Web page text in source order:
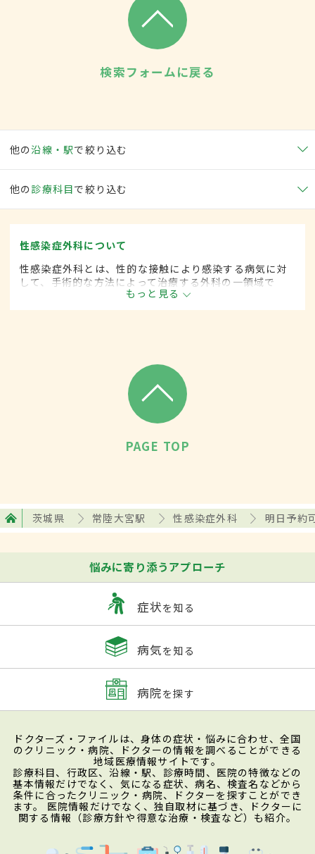
検索フォームに戻る
他の沿線・駅で絞り込む
他の 診療科目で絞り込む
性感染症外科について
性感染症外科とは、性的な接触により感染する病気に対
して、手術的な方法によって治療する外科の一領域で
す。平成20年4月の制度改正前は、性感染症科と呼ばれ
ていました。
もっと見る
PAGE TOP
茨城県 常陸大宮駅 性感染症外科 明日予約
悩みに寄り添うアプローチ
症状を知る
病気を知る
病院を探す
ドクターズ・ファイルは、身体の症状・悩みに合わせ、全国
のクリニック・病院、ドクターの情報を調べることができる
地域医療情報サイトです。
診療科目、行政区、沿線・駅、診療時間、医院の特徴などの
基本情報だけでなく、気になる症状、病名、検査名などから
条件に合ったクリニック・病院、ドクターを探すことができ
ます。 医院情報だけでなく、独自取材に基づき、ドクターに
関する情報（診療方針や得意な治療・検査など）も紹介。